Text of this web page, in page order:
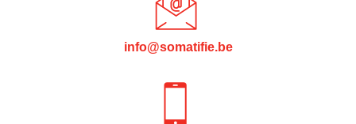
info@somatifie.be